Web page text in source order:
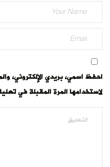
احفظ اسمي، بريدي الإلكتروني،
لاستخدامها المرة المقبلة في